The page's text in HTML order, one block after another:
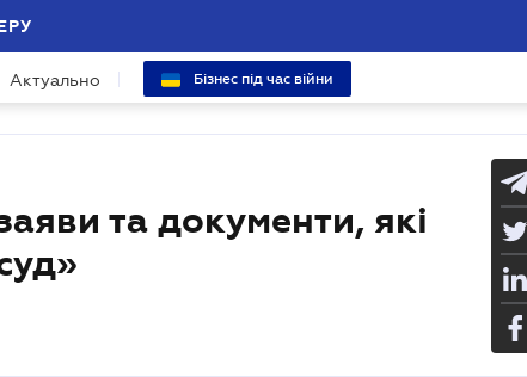
Актуально Бізнес під час війни
та документи, які